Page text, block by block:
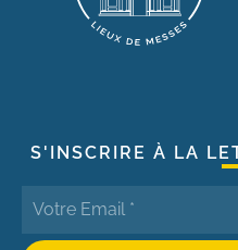
S'INSCRIRE À LA